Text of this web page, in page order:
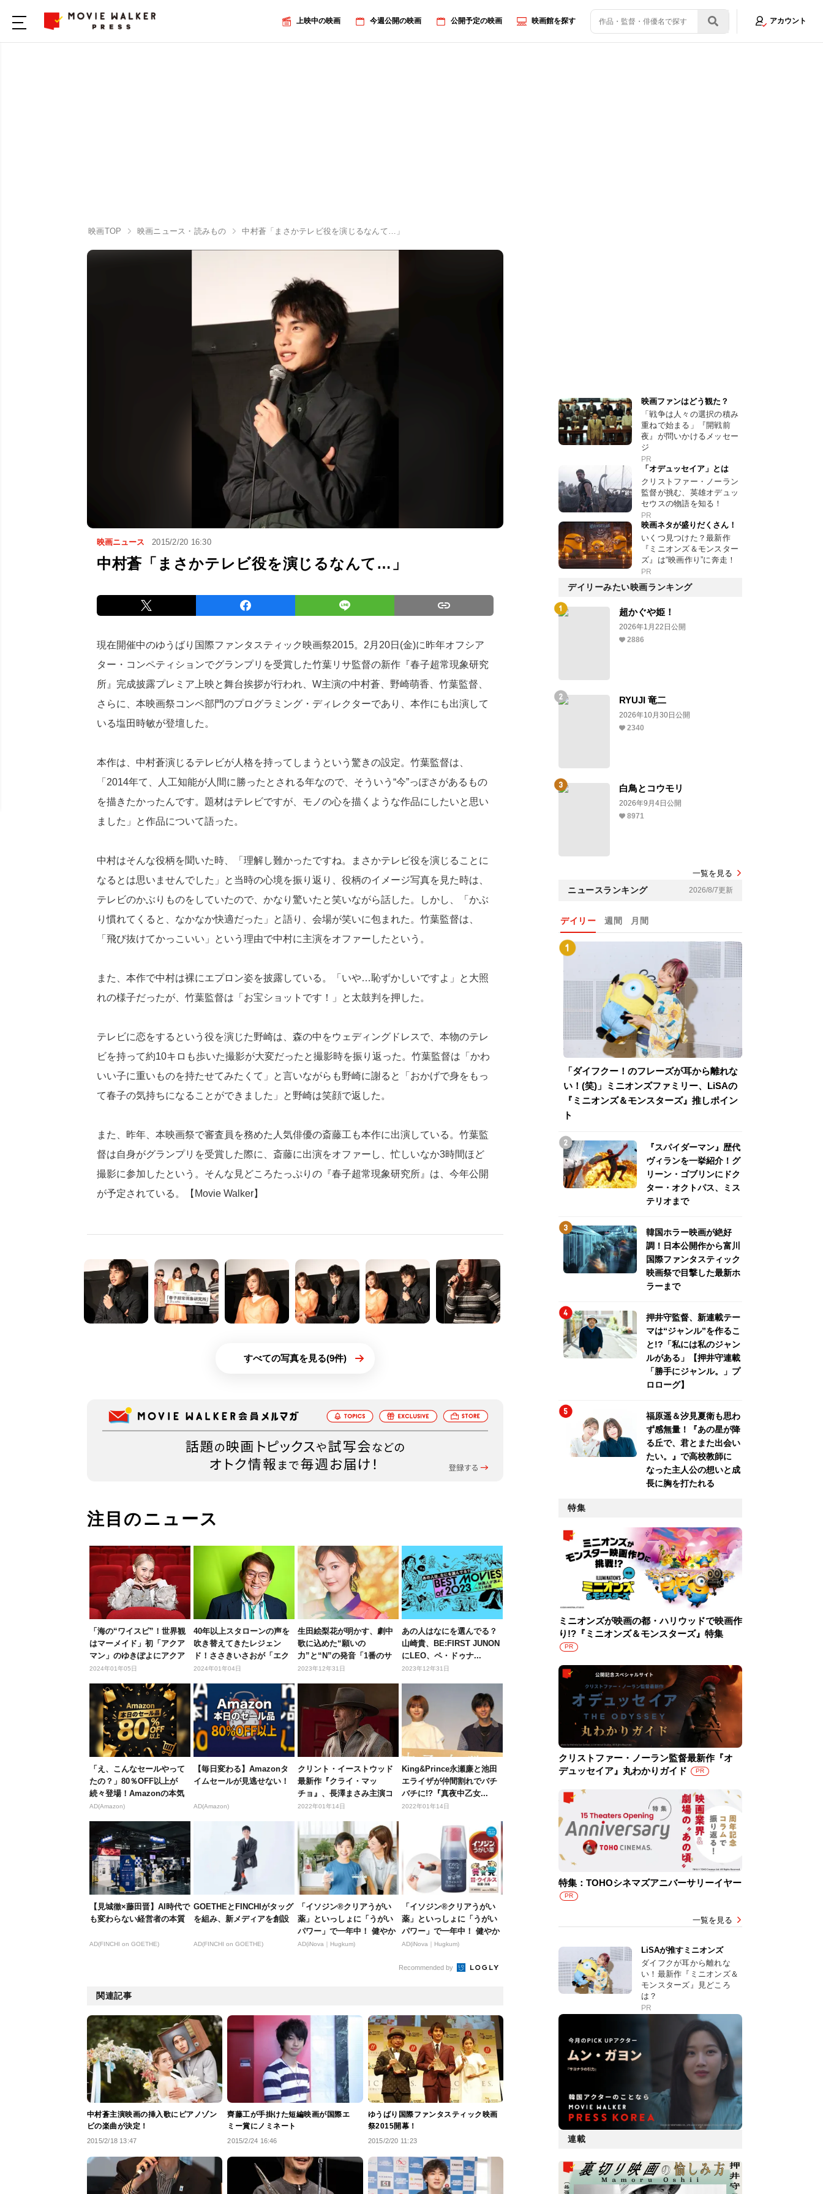
上映中の映画 今週公開の映画 公開予定の映画 映画館を探す アカウント
映画TOP 映画ニュース・読みもの 中村蒼「まさかテレビ役を演じるなんて…」
映画ニュース 2015/2/20 16:30
中村蒼「まさかテレビ役を演じるなんて…」
現在開催中のゆうばり国際ファンタスティック映画祭2015。2月20日(金)に昨年オフシア
ター・コンペティションでグランプリを受賞した竹葉リサ監督の新作『春子超常現象研究
所』完成披露プレミア上映と舞台挨拶が行われ、W主演の中村蒼、野崎萌香、竹葉監督、
さらに、本映画祭コンペ部門のプログラミング・ディレクターであり、本作にも出演して
いる塩田時敏が登壇した。
本作は、中村蒼演じるテレビが人格を持ってしまうという驚きの設定。竹葉監督は、
「2014年て、人工知能が人間に勝ったとされる年なので、そういう“今”っぽさがあるもの
を描きたかったんです。題材はテレビですが、モノの心を描くような作品にしたいと思い
ました」と作品について語った。
中村はそんな役柄を聞いた時、「理解し難かったですね。まさかテレビ役を演じることに
なるとは思いませんでした」と当時の心境を振り返り、役柄のイメージ写真を見た時は、
テレビのかぶりものをしていたので、かなり驚いたと笑いながら話した。しかし、「かぶ
り慣れてくると、なかなか快適だった」と語り、会場が笑いに包まれた。竹葉監督は、
「飛び抜けてかっこいい」という理由で中村に主演をオファーしたという。
また、本作で中村は裸にエプロン姿を披露している。「いや…恥ずかしいですよ」と大照
れの様子だったが、竹葉監督は「お宝ショットです！」と太鼓判を押した。
テレビに恋をするという役を演じた野崎は、森の中をウェディングドレスで、本物のテレ
ビを持って約10キロも歩いた撮影が大変だったと撮影時を振り返った。竹葉監督は「かわ
いい子に重いものを持たせてみたくて」と言いながらも野崎に謝ると「おかげで身をもっ
て春子の気持ちになることができました」と野崎は笑顔で返した。
また、昨年、本映画祭で審査員を務めた人気俳優の斎藤工も本作に出演している。竹葉監
督は自身がグランプリを受賞した際に、斎藤に出演をオファーし、忙しいなか3時間ほど
撮影に参加したという。そんな見どころたっぷりの『春子超常現象研究所』は、今年公開
が予定されている。【Movie Walker】
すべての写真を見る(9件)
注目のニュース
「海の“ワイスピ”！世界観
はマーメイド」初「アクア
マン」のゆきぽよにアクア
ライド...
2024年01年05日
40年以上スタローンの声を
吹き替えてきたレジェン
ド！ささきいさおが「エク
スペンダ...
2024年01年04日
生田絵梨花が明かす、劇中
歌に込めた“願いの
力”と“N”の発音「1番のサ
ビはまだ自...
2023年12年31日
あの人はなにを選んでる？
山崎貴、BE:FIRST JUNON
にLEO、ペ・ドゥナ...
2023年12年31日
「え、こんなセールやって
たの？」80％OFF以上が
続々登場！Amazonの本気
が...
AD(Amazon)
【毎日変わる】Amazonタ
イムセールが見逃せない！
AD(Amazon)
クリント・イーストウッド
最新作『クライ・マッ
チョ』、長澤まさみ主演コ
メディ『コン...
2022年01年14日
King&Prince永瀬廉と池田
エライザが仲間割れでバチ
バチに!?『真夜中乙女...
2022年01年14日
【見城徹×藤田晋】AI時代で
も変わらない経営者の本質
AD(FINCHI on GOETHE)
GOETHEとFINCHIがタッグ
を組み、新メディアを創設
AD(FINCHI on GOETHE)
「イソジン®クリアうがい
薬」といっしょに「うがい
パワー」で一年中！ 健やか
AD(iNova｜Hugkum)
「イソジン®クリアうがい
薬」といっしょに「うがい
パワー」で一年中！ 健やか
AD(iNova｜Hugkum)
Recommended by
関連記事
中村蒼主演映画の挿入歌にピアノゾン
ビの楽曲が決定！
2015/2/18 13:47
齊藤工が手掛けた短編映画が国際エ
ミー賞にノミネート
2015/2/24 16:46
ゆうばり国際ファンタスティック映画
祭2015開幕！
2015/2/20 11:23
映画ファンはどう観た？
「戦争は人々の選択の積み
重ねで始まる」『開戦前
夜』が問いかけるメッセー
ジ
PR
「オデュッセイア」とは
クリストファー・ノーラン
監督が挑む、英雄オデュッ
セウスの物語を知る！
PR
映画ネタが盛りだくさん！
いくつ見つけた？最新作
『ミニオンズ＆モンスター
ズ』は“映画作り”に奔走！
PR
デイリーみたい映画ランキング
超かぐや姫！
2026年1月22日公開
2886
RYUJI 竜二
2026年10月30日公開
2340
白鳥とコウモリ
2026年9月4日公開
8971
一覧を見る
ニュースランキング 2026/8/7更新
デイリー 週間 月間
「ダイフクー！のフレーズが耳から離れな
い！(笑)」ミニオンズファミリー、LiSAの
『ミニオンズ＆モンスターズ』推しポイン
ト
『スパイダーマン』歴代
ヴィランを一挙紹介！グ
リーン・ゴブリンにドク
ター・オクトパス、ミス
テリオまで
韓国ホラー映画が絶好
調！日本公開作から富川
国際ファンタスティック
映画祭で目撃した最新ホ
ラーまで
押井守監督、新連載テー
マは“ジャンル”を作るこ
と!?「私には私のジャン
ルがある」【押井守連載
「勝手にジャンル。」プ
ロローグ】
福原遥＆汐見夏衛も思わ
ず感無量！『あの星が降
る丘で、君とまた出会い
たい。』で高校教師に
なった主人公の想いと成
長に胸を打たれる
特集
ミニオンズが映画の都・ハリウッドで映画作
り!?『ミニオンズ＆モンスターズ』特集
PR
クリストファー・ノーラン監督最新作『オ
デュッセイア』丸わかりガイド
PR
特集：TOHOシネマズアニバーサリーイヤー
PR
一覧を見る
LiSAが推すミニオンズ
ダイフクが耳から離れな
い！最新作『ミニオンズ＆
モンスターズ』見どころ
は？
PR
連載